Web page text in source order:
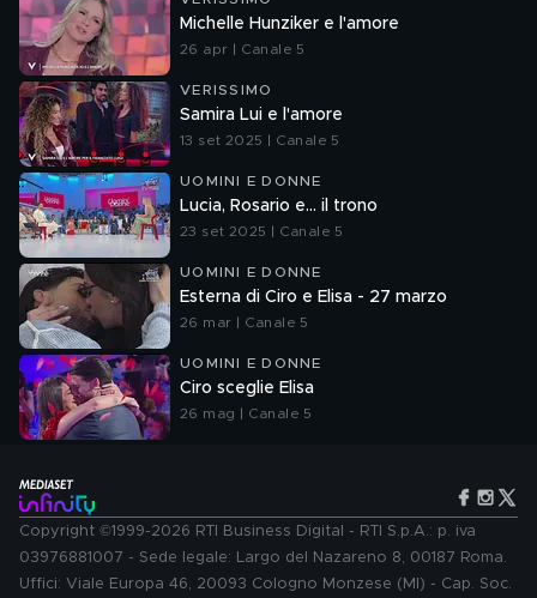
Michelle Hunziker e l'amore
26 apr | Canale 5
VERISSIMO
Samira Lui e l'amore
13 set 2025 | Canale 5
UOMINI E DONNE
Lucia, Rosario e... il trono
23 set 2025 | Canale 5
UOMINI E DONNE
Esterna di Ciro e Elisa - 27 marzo
26 mar | Canale 5
UOMINI E DONNE
Ciro sceglie Elisa
26 mag | Canale 5
Copyright ©1999-2026 RTI Business Digital - RTI S.p.A.: p. iva
03976881007 - Sede legale: Largo del Nazareno 8, 00187 Roma.
Uffici: Viale Europa 46, 20093 Cologno Monzese (MI) - Cap. Soc.